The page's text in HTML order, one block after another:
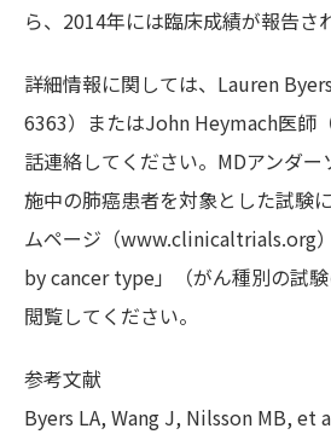
ら、2014年には臨床成績が報告さ
詳細情報に関しては、Lauren
6363）またはJohn Heymach医師
話連絡してください。MDアンダ
施中の肺癌患者を対象とした試験
ムページ（www.clinicaltrials.org
by cancer type」（がん種別の試
閲覧してください。
参考文献
Byers LA, Wang J, Nilsson MB, et